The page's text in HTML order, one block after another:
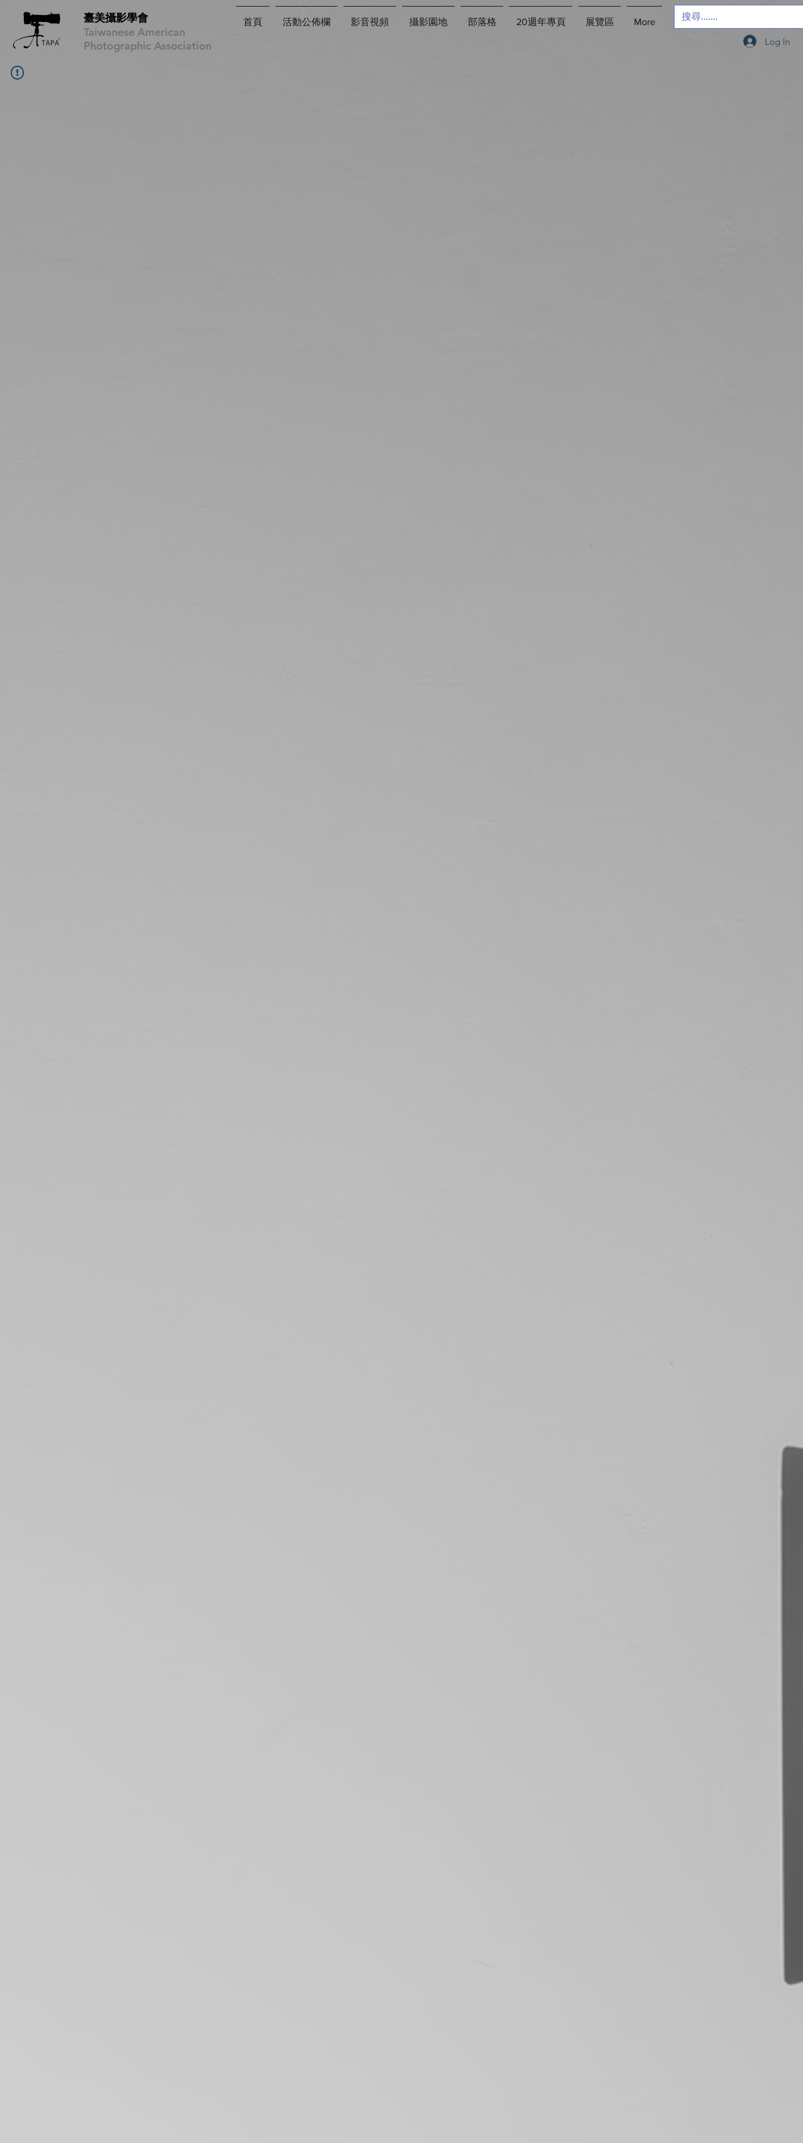
臺美攝影學會
Taiwanese American
Photographic Association
首頁 活動公佈欄 影音視頻 攝影園地 部落格 20週年專頁 展覽區 More
Log In